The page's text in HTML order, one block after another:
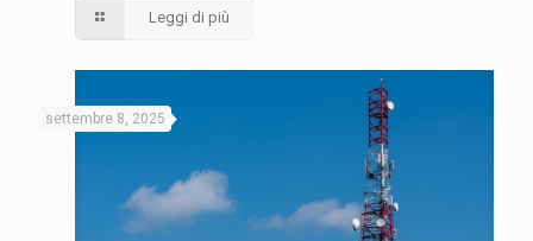
Leggi di più
settembre 8, 2025